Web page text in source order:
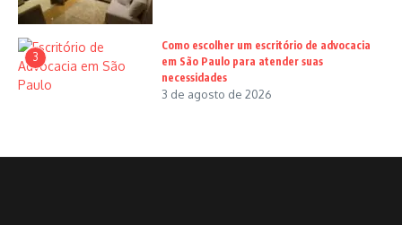
3
Como escolher um escritório de advocacia
em São Paulo para atender suas
necessidades
3 de agosto de 2026